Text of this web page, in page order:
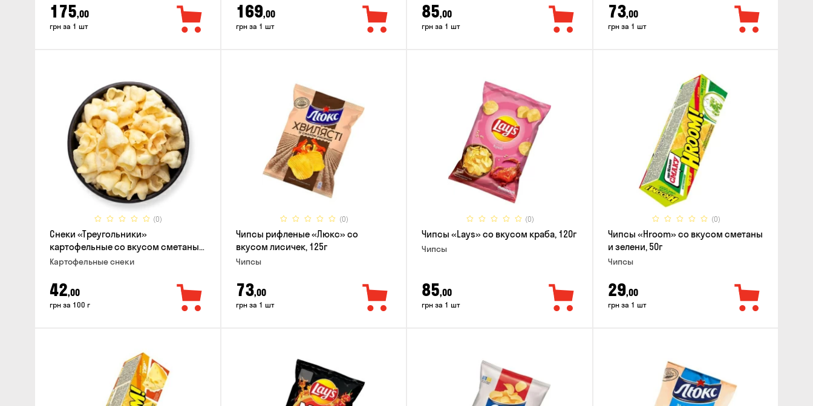
175,00
грн за 1 шт
169,00
грн за 1 шт
85,00
грн за 1 шт
73,00
грн за 1 шт
(0)
Снеки «Треугольники»
картофельные со вкусом сметаны
с луком
Картофельные снеки
42,00
грн за 100 г
(0)
Чипсы рифленые «Люкс» со
вкусом лисичек, 125г
Чипсы
73,00
грн за 1 шт
(0)
Чипсы «Lays» со вкусом краба, 120г
Чипсы
85,00
грн за 1 шт
(0)
Чипсы «Hroom» со вкусом сметаны
и зелени, 50г
Чипсы
29,00
грн за 1 шт